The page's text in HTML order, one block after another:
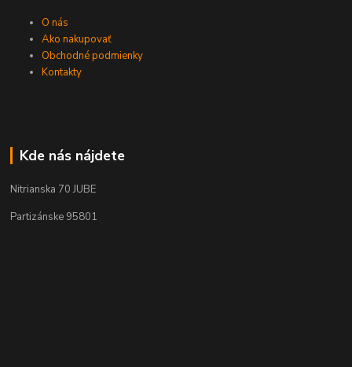
O nás
Ako nakupovať
Obchodné podmienky
Kontakty
Kde nás nájdete
Nitrianska 70 JUBE
Partizánske 95801